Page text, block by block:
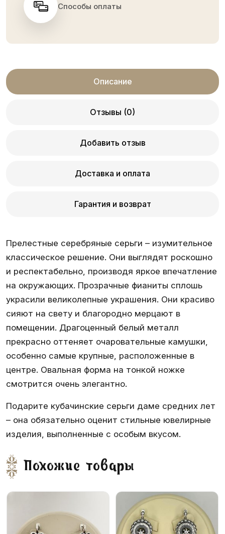
Способы оплаты
Описание
Отзывы (0)
Добавить отзыв
Доставка и оплата
Гарантия и возврат
Прелестные серебряные серьги – изумительное
классическое решение. Они выглядят роскошно
и респектабельно, производя яркое впечатление
на окружающих. Прозрачные фианиты сплошь
украсили великолепные украшения. Они красиво
сияют на свету и благородно мерцают в
помещении. Драгоценный белый металл
прекрасно оттеняет очаровательные камушки,
особенно самые крупные, расположенные в
центре. Овальная форма на тонкой ножке
смотрится очень элегантно.
Подарите кубачинские серьги даме средних лет
– она обязательно оценит стильные ювелирные
изделия, выполненные с особым вкусом.
Похожие товары